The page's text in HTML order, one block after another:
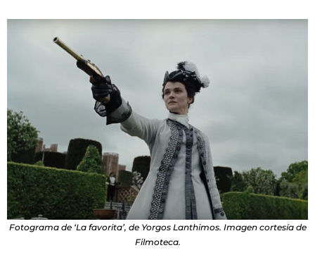
Fotograma de ‘La favorita’, de Yorgos Lanthimos. Imagen cortesía de
Filmoteca.